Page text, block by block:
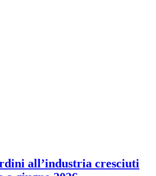
all’industria cresciuti